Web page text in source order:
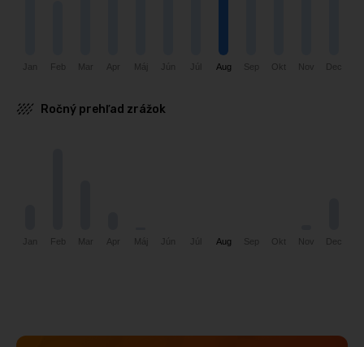
Jan Feb Mar Apr Máj Jún Aug Sep Okt Nov Dec
Ročný prehľad zrážok
Jan Mar Apr Máj Jún Aug Sep Okt Nov Dec